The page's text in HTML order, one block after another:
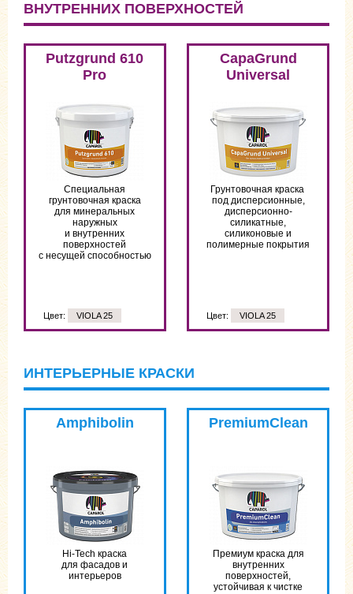
ВНУТРЕННИХ ПОВЕРХНОСТЕЙ
Putzgrund 610
Pro
Специальная
грунтовочная краска
для минеральных
наружных
и внутренних
поверхностей
с несущей способностью
Цвет: VIOLA 25
CapaGrund
Universal
Грунтовочная краска
под дисперсионные,
дисперсионно-
силикатные,
силиконовые и
полимерные покрытия
Цвет: VIOLA 25
ИНТЕРЬЕРНЫЕ КРАСКИ
Amphibolin
Hi-Tech краска
для фасадов и
интерьеров
PremiumClean
Премиум краска для
внутренних
поверхностей,
устойчивая к чистке